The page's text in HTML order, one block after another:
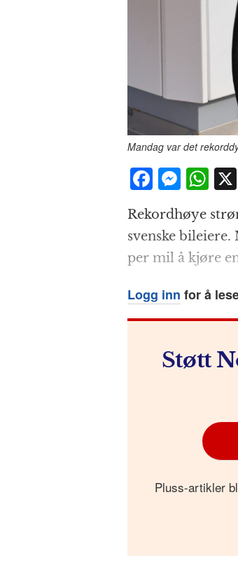
Mandag var det
F
c
e
b
o
o
M
ss
e
n
g
e
W
at
s
A
p
p
Rekordhøye
svenske
per mil å kjøre
Logg inn for å
Støtt
Pluss-artikler